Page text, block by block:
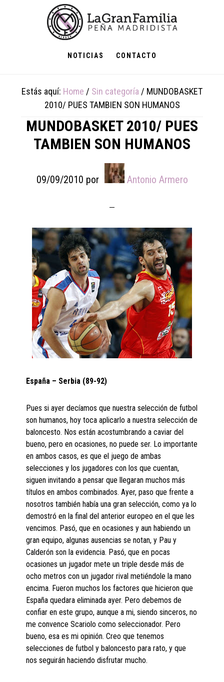
NOTICIAS CONTACTO
Estás aquí: Home / Sin categoría / MUNDOBASKET
2010/ PUES TAMBIEN SON HUMANOS
MUNDOBASKET 2010/ PUES
TAMBIEN SON HUMANOS
09/09/2010 por Antonio Armero
España – Serbia (89-92)
Pues si ayer decíamos que nuestra selección de futbol
son humanos, hoy toca aplicarlo a nuestra selección de
baloncesto. Nos están acostumbrando a caviar del
bueno, pero en ocasiones, no puede ser. Lo importante
en ambos casos, es que el juego de ambas
selecciones y los jugadores con los que cuentan,
siguen invitando a pensar que llegaran muchos más
títulos en ambos combinados. Ayer, paso que frente a
nosotros también había una gran selección, como ya lo
demostró en la final del anterior europeo en el que les
vencimos. Pasó, que en ocasiones y aun habiendo un
gran equipo, algunas ausencias se notan, y Pau y
Calderón son la evidencia. Pasó, que en pocas
ocasiones un jugador mete un triple desde más de
ocho metros con un jugador rival metiéndole la mano
encima. Fueron muchos los factores que hicieron que
España quedara eliminada ayer. Pero debemos de
confiar en este grupo, aunque a mi, siendo sinceros, no
me convence Scariolo como seleccionador. Pero
bueno, esa es mi opinión. Creo que tenemos
selecciones de futbol y baloncesto para rato, y que
nos seguirán haciendo disfrutar mucho.